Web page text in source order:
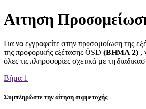
Αιτηση
Για να εγγραφείτε στην προσομοίωση της
της προφορικής εξέτασης ÖSD (ΒΗΜΑ 2) ,
όλες τις πληροφορίες σχετικά με τη
Βήμα 1
Συμπληρώστε την αίτηση συμμετοχής